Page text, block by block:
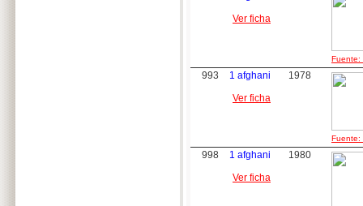
Ver ficha
Fuente:
993
1 afghani
Ver ficha
1978
Fuente:
998
1 afghani
Ver ficha
1980